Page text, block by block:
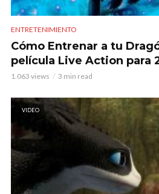
ENTRETENIMIENTO
Cómo Entrenar a tu
película Live Action para
1.063 views 3 min read
VIDEO